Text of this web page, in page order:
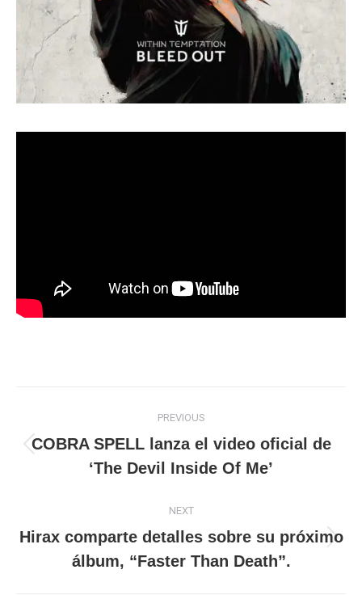
navigation
PREVIOUS
Previous
post:
COBRA SPELL lanza el video oficial de
‘The Devil Inside Of Me’
NEXT
Next
post:
Hirax comparte detalles sobre su próximo
álbum, “Faster Than Death”.